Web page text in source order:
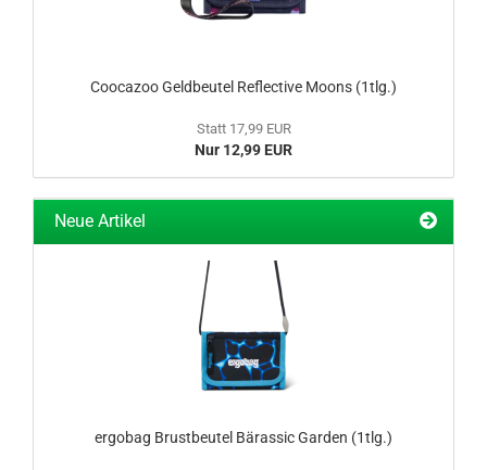
Coocazoo Geldbeutel Reflective Moons (1tlg.)
Statt 17,99 EUR
Nur 12,99 EUR
Neue Artikel
ergobag Brustbeutel Bärassic Garden (1tlg.)